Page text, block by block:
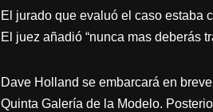
El jurado que evaluó el caso estaba
El juez añadió “nunca mas deberás
Dave Holland se embarcará en
Quinta Galería de la Modelo.